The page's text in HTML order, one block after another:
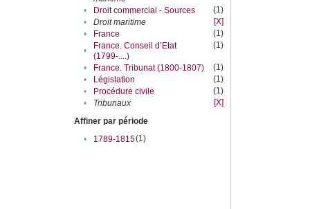
• Droit commercial - Sources
(1)
•
Droit maritime
[X]
•
France
(1)
•
France. Conseil d’Etat
(1799-....)
(1)
• France. Tribunat (1800-1807)
(1)
•
Législation
(1)
•
Procédure civile
(1)
•
Tribunaux
[X]
Affiner par période
•
1789-1815(1)